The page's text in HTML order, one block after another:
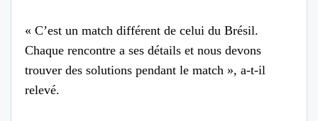
« C’est un match différent de celui du Brésil.
Chaque rencontre a ses détails et nous devons
trouver des solutions pendant le match », a-t-il
relevé.